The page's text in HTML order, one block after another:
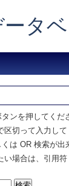
タ
ンを押してくだ
切って入力して
は OR 検索が出
場合は、引用符